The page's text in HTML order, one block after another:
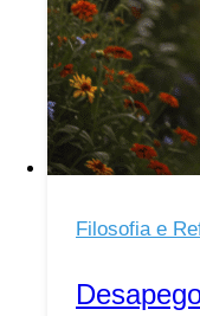
Filosofia e